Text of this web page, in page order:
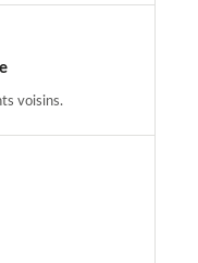
voisins.